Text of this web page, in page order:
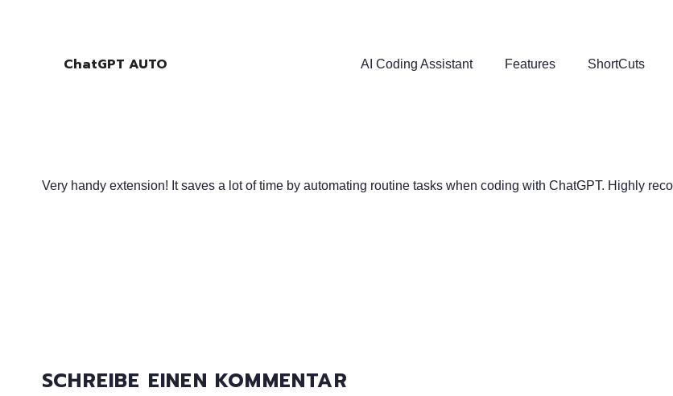
ChatGPT AUTO AI Coding Assistant Features ShortCuts
Very handy extension! It saves a lot of time by automating routine tasks when coding with ChatGPT. Highly
SCHREIBE EINEN KOMMENTAR